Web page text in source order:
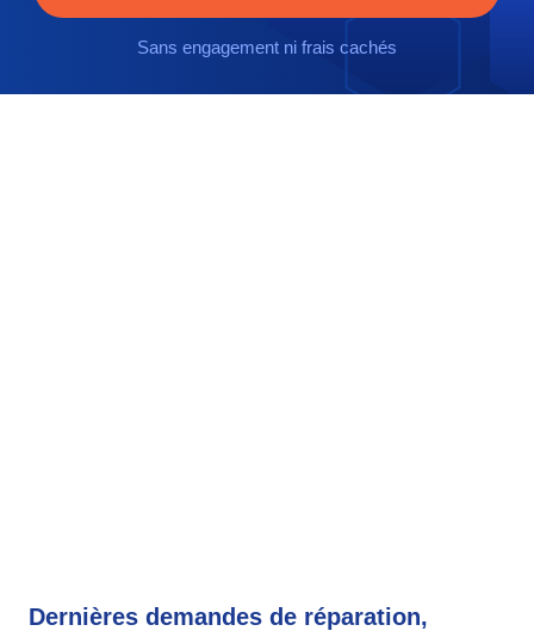
Sans engagement ni frais cachés
Dernières demandes de réparation,